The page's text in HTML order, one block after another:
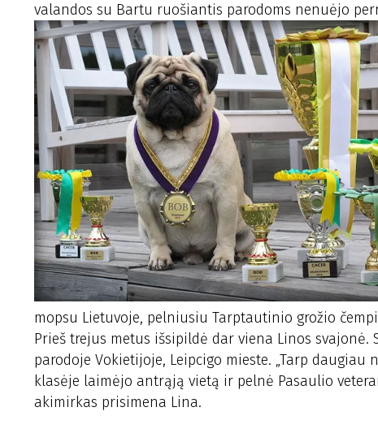
valandos su Bartu ruošiantis parodoms nenuėjo
mopsu Lietuvoje, pelniusiu Tarptautinio grožio
Prieš trejus metus išsipildė dar viena Linos
parodoje Vokietijoje, Leipcigo mieste. „Tarp
klasėje laimėjo antrąją vietą ir pelnė Pasaulio
akimirkas prisimena Lina.